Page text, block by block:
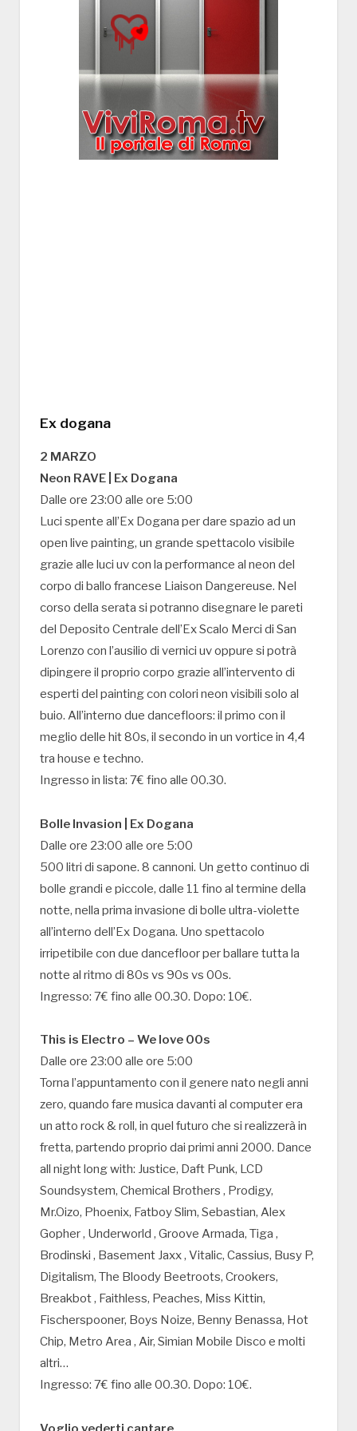
Ex dogana
2 MARZO
Neon RAVE | Ex Dogana
Dalle ore 23:00 alle ore 5:00
Luci spente all’Ex Dogana per dare spazio ad un
open live painting, un grande spettacolo visibile
grazie alle luci uv con la performance al neon del
corpo di ballo francese Liaison Dangereuse. Nel
corso della serata si potranno disegnare le pareti
del Deposito Centrale dell’Ex Scalo Merci di San
Lorenzo con l’ausilio di vernici uv oppure si potrà
dipingere il proprio corpo grazie all’intervento di
esperti del painting con colori neon visibili solo al
buio. All’interno due dancefloors: il primo con il
meglio delle hit 80s, il secondo in un vortice in 4,4
tra house e techno.
Ingresso in lista: 7€ fino alle 00.30.
Bolle Invasion | Ex Dogana
Dalle ore 23:00 alle ore 5:00
500 litri di sapone. 8 cannoni. Un getto continuo di
bolle grandi e piccole, dalle 11 fino al termine della
notte, nella prima invasione di bolle ultra-violette
all’interno dell’Ex Dogana. Uno spettacolo
irripetibile con due dancefloor per ballare tutta la
notte al ritmo di 80s vs 90s vs 00s.
Ingresso: 7€ fino alle 00.30. Dopo: 10€.
This is Electro – We love 00s
Dalle ore 23:00 alle ore 5:00
Torna l’appuntamento con il genere nato negli anni
zero, quando fare musica davanti al computer era
un atto rock & roll, in quel futuro che si realizzerà in
fretta, partendo proprio dai primi anni 2000. Dance
all night long with: Justice, Daft Punk, LCD
Soundsystem, Chemical Brothers , Prodigy,
Mr.Oizo, Phoenix, Fatboy Slim, Sebastian, Alex
Gopher , Underworld , Groove Armada, Tiga ,
Brodinski , Basement Jaxx , Vitalic, Cassius, Busy P,
Digitalism, The Bloody Beetroots, Crookers,
Breakbot , Faithless, Peaches, Miss Kittin,
Fischerspooner, Boys Noize, Benny Benassa, Hot
Chip, Metro Area , Air, Simian Mobile Disco e molti
altri…
Ingresso: 7€ fino alle 00.30. Dopo: 10€.